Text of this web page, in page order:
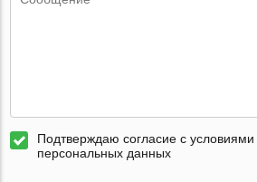
Подтверждаю согласие с условиями
персональных данных